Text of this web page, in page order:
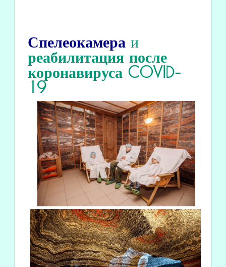
Спелеокамера и
реабилитацияпосле
коронавируса COVID-
19